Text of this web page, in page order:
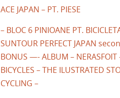
ACE JAPAN – PT. PIESE
– BLOC 6 PINIOANE PT.
SUNTOUR PERFECT JAPAN
BONUS —- ALBUM – NERASFOIT
BICYCLES – THE ILUSTRATED
CYCLING –